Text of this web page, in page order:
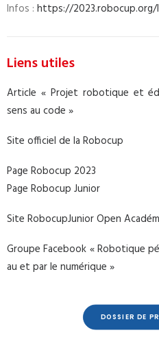
Infos : https://
Liens utiles
Article « Projet robotique et
sens au code »
Site officiel de la Robocup
Page Robocup 2023
Page Robocup Junior
Site RobocupJunior Open
Groupe Facebook « Robotique
au et par le numérique »
DOSSIER DE